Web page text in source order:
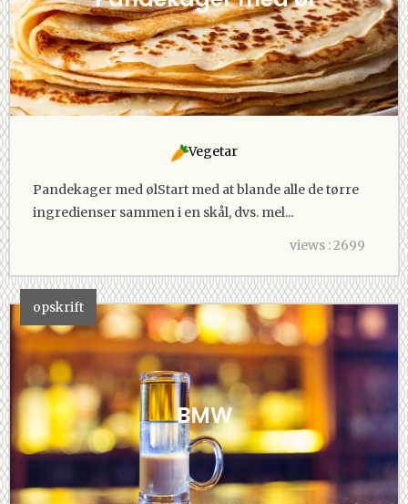
Vegetar
Pandekager med ølStart med at blande alle de tørre
ingredienser sammen i en skål, dvs. mel...
views : 2699
opskrift
BMW